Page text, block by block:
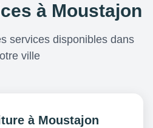
à Moustajon
services disponibles dans
ville
à Moustajon